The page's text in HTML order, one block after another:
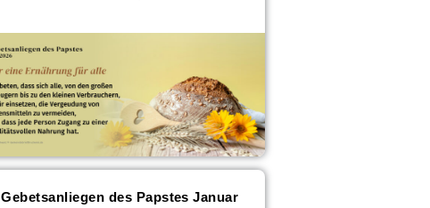
Gebetsanliegen des Papstes Januar